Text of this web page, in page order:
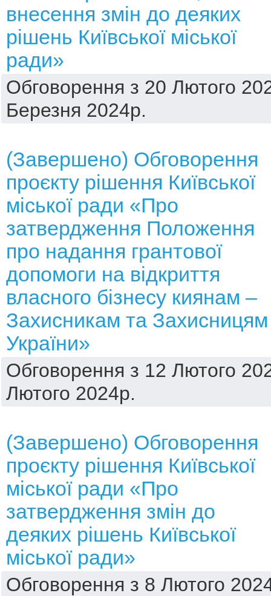
внесення змін до деяких
рішень Київської міської
ради»
Обговорення з 20 Лютого
Березня 2024р.
(Завершено) Обговорення
проєкту рішення Київської
міської ради «Про
затвердження Положення
про надання грантової
допомоги на відкриття
власного бізнесу киянам –
Захисникам та Захисницям
України»
Обговорення з 12 Лютого
Лютого 2024р.
(Завершено) Обговорення
проєкту рішення Київської
міської ради «Про
затвердження змін до
деяких рішень Київської
міської ради»
Обговорення з 8 Лютого